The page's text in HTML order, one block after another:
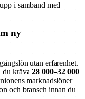
i samband med
ny
utan erfarenhet.
du kräva 28 000–32 000
marknadslöner
och bransch innan du